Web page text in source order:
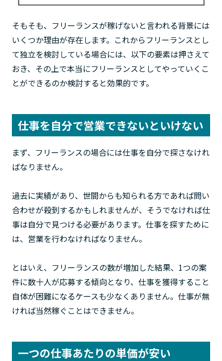
そもそも、フリーランスが稼げないと言われる背景には
いくつか理由が存在します。これからフリーランスとし
て独立を検討している場合には、以下の要素は押さえて
おき、その上で本当にフリーランスとしてやっていくこ
とができるのか検討すると効果的です。
仕事を自分で営業できないといけない
まず、フリーランスの場合には仕事を自分で探さなけれ
ばなりません。
過去に実績があり、世間からも知られる方であれば問い
合わせが殺到するかもしれませんが、そうでなければ仕
事は自分で見つける必要があります。仕事を探すために
は、営業を行わなければなりません。
とはいえ、フリーランスの数が増加した結果、1つの案
件に数十人が応募する傾向となり、仕事を獲得すること
自体が困難になるケースも少なくありません。仕事が無
ければ当然稼ぐことはできません。
一つの仕事あたりの単価が安い